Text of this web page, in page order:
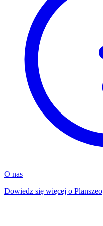
O nas
Dowiedz się więcej o Planszeo